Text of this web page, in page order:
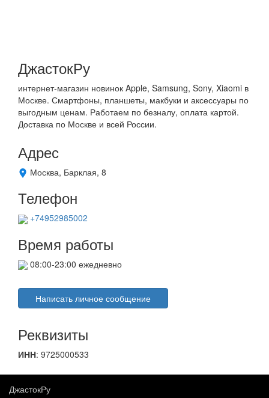
ДжастокРу
интернет-магазин новинок Apple, Samsung, Sony, Xiaomi в
Москве. Смартфоны, планшеты, макбуки и аксессуары по
выгодным ценам. Работаем по безналу, оплата картой.
Доставка по Москве и всей России.
Адрес
Москва, Барклая, 8
Телефон
+74952985002
Время работы
08:00-23:00 ежедневно
Написать личное сообщение
Реквизиты
ИНН: 9725000533
ДжастокРу